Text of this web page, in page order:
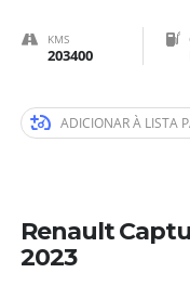
KMS
203400
ADICIONAR À LISTA
Renault
2023